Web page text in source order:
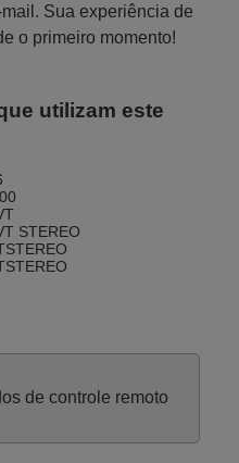
Sua experiência de
o primeiro momento!
utilizam este
STEREO
de controle remoto